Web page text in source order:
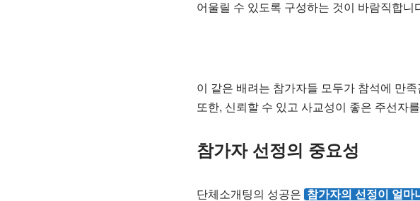
어울릴 수 있도록 구성하는 것이 바람직합니
이 같은 배려는 참가자들 모두가 참석에 만
또한, 신뢰할 수 있고 사교성이 좋은 주선자
참가자 선정의 중요성
단체소개팅의 성공은 참가자의 선정이 얼마